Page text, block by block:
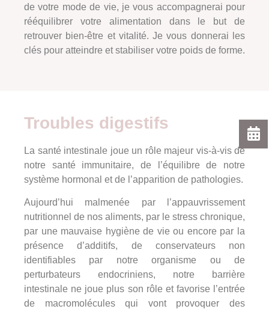
de votre mode de vie, je vous accompagnerai pour
rééquilibrer votre alimentation dans le but de
retrouver bien-être et vitalité. Je vous donnerai les
clés pour atteindre et stabiliser votre poids de forme.
Troubles digestifs
La santé intestinale joue un rôle majeur vis-à-vis de
notre santé immunitaire, de l’équilibre de notre
système hormonal et de l’apparition de pathologies.
Aujourd’hui malmenée par l’appauvrissement
nutritionnel de nos aliments, par le stress chronique,
par une mauvaise hygiène de vie ou encore par la
présence d’additifs, de conservateurs non
identifiables par notre organisme ou de
perturbateurs endocriniens, notre barrière
intestinale ne joue plus son rôle et favorise l’entrée
de macromolécules qui vont provoquer des